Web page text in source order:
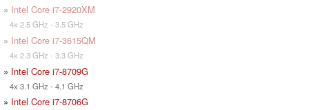
» Intel Core i7-2920XM
4x 2.5 GHz - 3.5 GHz
» Intel Core i7-3615QM
4x 2.3 GHz - 3.3 GHz
» Intel Core i7-8709G
4x 3.1 GHz - 4.1 GHz
» Intel Core i7-8706G